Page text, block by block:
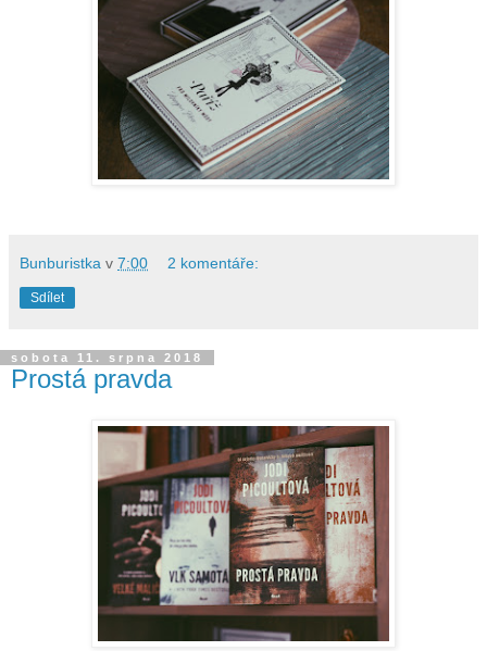
Bunburistka v 7:00 2 komentáře:
Sdílet
sobota 11. srpna 2018
Prostá pravda